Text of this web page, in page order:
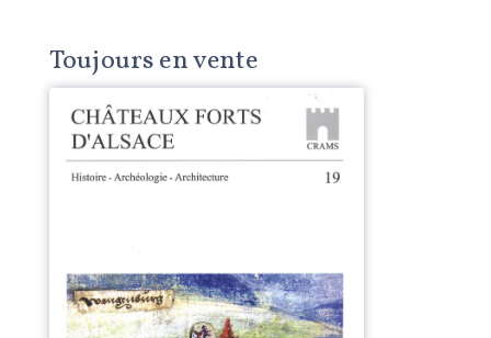
Toujours en vente